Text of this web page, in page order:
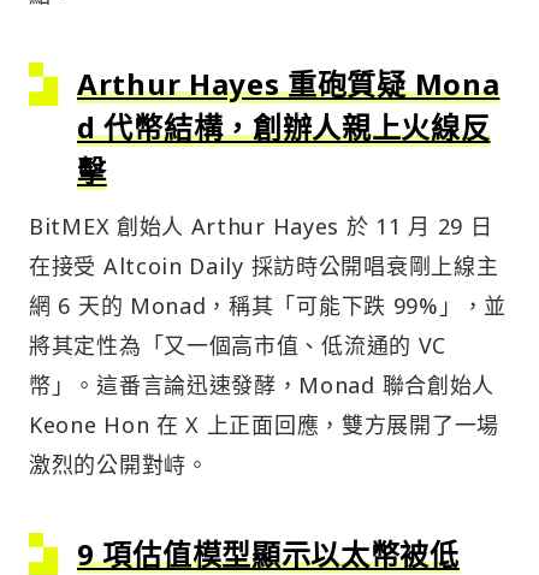
Arthur Hayes 重砲質疑 Mona
d 代幣結構，創辦人親上火線反
擊
BitMEX 創始人 Arthur Hayes 於 11 月 29 日
在接受 Altcoin Daily 採訪時公開唱衰剛上線主
網 6 天的 Monad，稱其「可能下跌 99%」，並
將其定性為「又一個高市值、低流通的 VC
幣」。這番言論迅速發酵，Monad 聯合創始人
Keone Hon 在 X 上正面回應，雙方展開了一場
激烈的公開對峙。
9 項估值模型顯示以太幣被低